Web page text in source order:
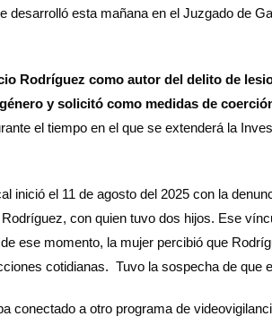
esta mañana en el Juzgado de
Rodríguez como autor del delito de
y solicitó como medidas de
el tiempo en el que se extenderá la
inició el 11 de agosto del 2025 con la
con quien tuvo dos hijos. Ese
ese momento, la mujer percibió que
cotidianas. Tuvo la sospecha de que
conectado a otro programa de